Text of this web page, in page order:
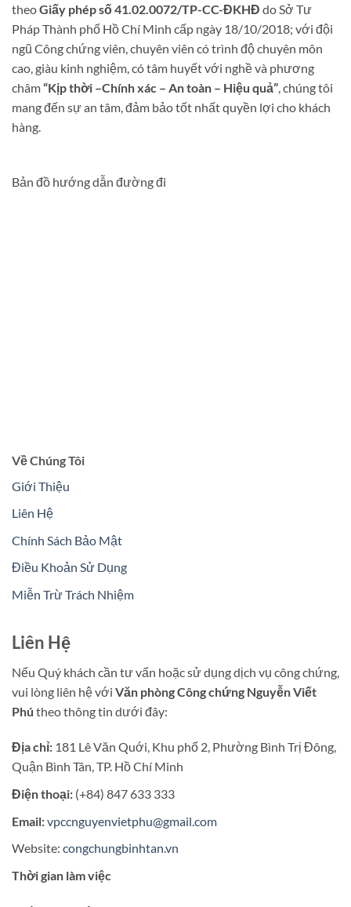
theoGiấy phép số 41.02.0072/TP-CC-ĐKHĐ do Sở Tư
Pháp Thành phố Hồ Chí Minh cấp ngày 18/10/2018; với đội
ngũ Công chứng viên, chuyên viên có trình độ chuyên môn
cao, giàu kinh nghiệm, có tâm huyết với nghề và phương
châm“Kịp thời –Chính xác – An toàn – Hiệu quả” , chúng tôi
mang đến sự an tâm, đảm bảo tốt nhất quyền lợi cho khách
hàng.
Bản đồ hướng dẫn đường đi
Về Chúng Tôi
Giới Thiệu
Liên Hệ
Chính Sách Bảo Mật
Điều Khoản Sử Dụng
Miễn Trừ Trách Nhiệm
Liên Hệ
Nếu Quý khách cần tư vấn hoặc sử dụng dịch vụ công chứng,
vui lòng liên hệ với Văn phòng Công chứng Nguyễn Viết
Phú theo thông tin dưới đây:
Địa chỉ: 181 Lê Văn Quới, Khu phố 2, Phường Bình Trị Đông,
Quận Bình Tân, TP. Hồ Chí Minh
Điện thoại: (+84) 847 633 333
Email:vpccnguyenvietphu@gmail.com
Website: congchungbinhtan.vn
Thời gian làm việc